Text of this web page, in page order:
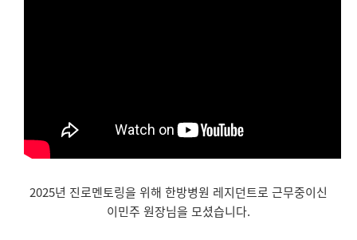
2025년 진로멘토링을 위해 한방병원 레지던트로 근무중이신
이민주 원장님을 모셨습니다.